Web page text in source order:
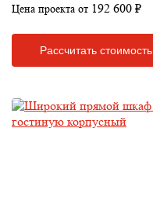
Цена проекта от 192 600 ₽
Рассчитать стоимость